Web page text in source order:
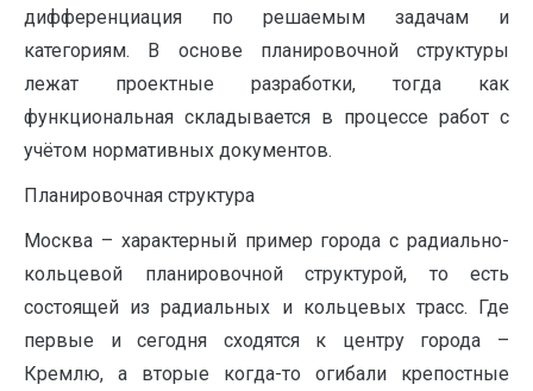
дифференциация по решаемым задачам и
категориям. В основе планировочной структуры
лежат проектные разработки, тогда как
функциональная складывается в процессе работ с
учётом нормативных документов.
Планировочная структура
Москва – характерный пример города с радиально-
кольцевой планировочной структурой, то есть
состоящей из радиальных и кольцевых трасс. Где
первые и сегодня сходятся к центру города –
Кремлю, а вторые когда-то огибали крепостные